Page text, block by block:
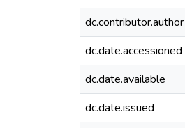
dc.contributor.author
dc.date.accessioned
dc.date.available
dc.date.issued